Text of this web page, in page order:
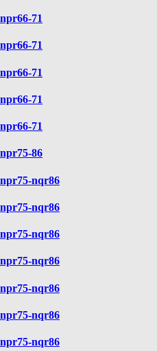
npr66-71
npr66-71
npr66-71
npr66-71
npr66-71
npr75-86
npr75-nqr86
npr75-nqr86
npr75-nqr86
npr75-nqr86
npr75-nqr86
npr75-nqr86
npr75-nqr86